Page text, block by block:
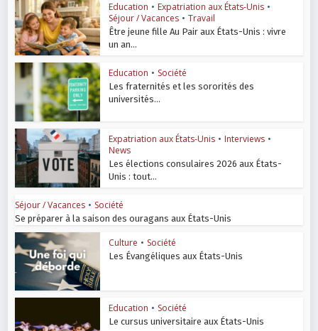
Education • Expatriation aux États-Unis •
Séjour / Vacances • Travail
Être jeune fille Au Pair aux États-Unis : vivre
un an...
Education • Société
Les fraternités et les sororités des
universités...
Expatriation aux États-Unis • Interviews •
News
Les élections consulaires 2026 aux États-
Unis : tout...
Séjour / Vacances • Société
Se préparer à la saison des ouragans aux États-Unis
Culture • Société
Les Évangéliques aux États-Unis
Education • Société
Le cursus universitaire aux États-Unis